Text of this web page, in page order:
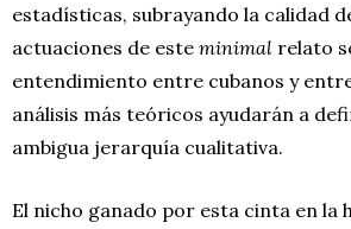
estadísticas, subrayando la calidad
actuaciones de este minimal relato
entendimiento entre cubanos y
análisis más teóricos ayudarán a
ambigua jerarquía cualitativa.
El nicho ganado por esta cinta en la